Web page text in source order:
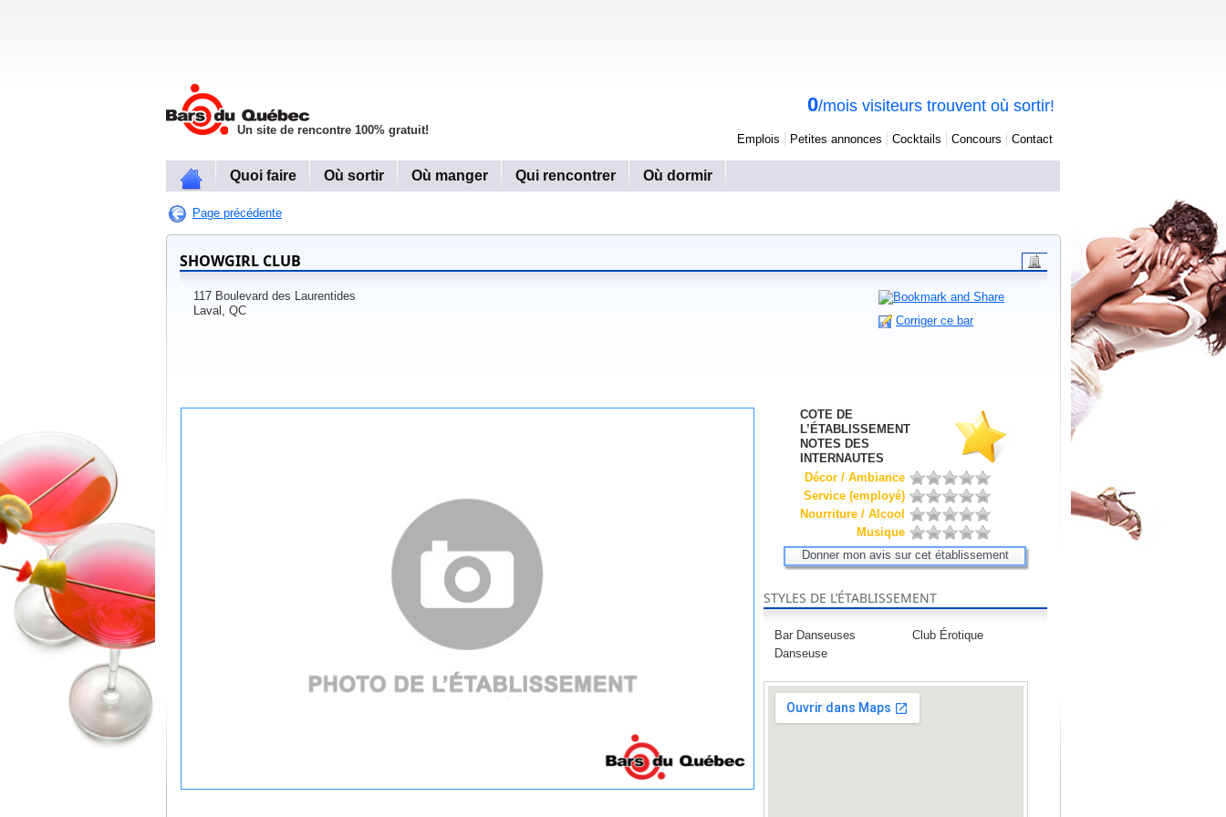
Un site de rencontre 100% gratuit!
0/mois visiteurs trouvent où sortir!
Emplois Petites annonces Cocktails Concours Contact
Quoi faire Où sortir Où manger Qui rencontrer Où dormir
Page précédente
SHOWGIRL CLUB
117 Boulevard des Laurentides
Laval, QC
Corriger ce bar
COTE DE
L’ÉTABLISSEMENT
NOTES DES
INTERNAUTES
Décor / Ambiance
Service (employé)
Nourriture / Alcool
Musique
Donner mon avis sur cet établissement
STYLES DE L’ÉTABLISSEMENT
Bar Danseuses
Club Érotique
Danseuse